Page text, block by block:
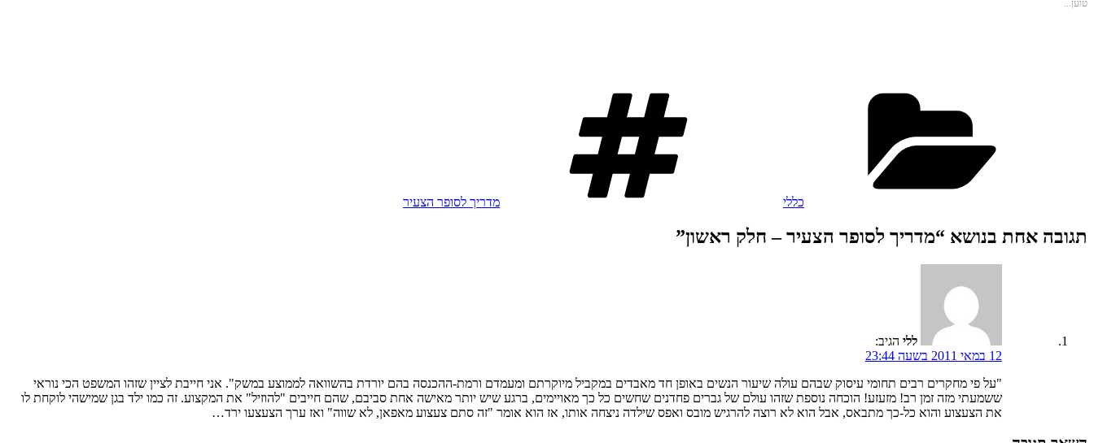
טוען...
כללי מדריך לסופר הצעיר
תגובה אחת בנושא “מדריך לסופר הצעיר – חלק ראשון”
ללי הגיב:
12 במאי 2011 בשעה 23:44
"על פי מחקרים רבים תחומי עיסוק שבהם עולה שיעור הנשים באופן חד מאבדים במקביל מיוקרתם ומעמדם ורמת-ההכנסה בהם יורדת בהשוואה לממוצע במשק". אני חייבת לציין שזהו המשפט הכי נוראי
ששמעתי מזה זמן רב! מזעזע! הוכחה נוספת שזהו עולם של גברים פחדנים שחשים כל כך מאויימים, ברגע שיש יותר מאישה אחת סביבם, שהם חייבים "להוזיל" את המקצוע. זה כמו ילד בגן שמישהי לוקחת לו
את הצעצוע והוא כל-כך מתבאס, אבל הוא לא רוצה להרגיש מובס ואפס שילדה ניצחה אותו, אז הוא אומר "זה סתם צעצוע מאפאן, לא שווה" ואז ערך הצעצעו ירד…